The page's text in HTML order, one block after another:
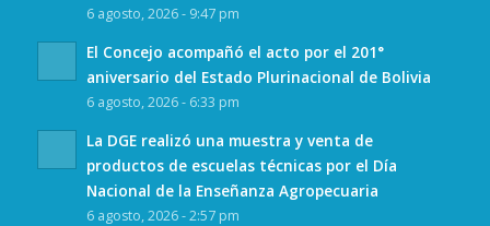
6 agosto, 2026 - 9:47 pm
El Concejo acompañó el acto por el 201°
aniversario del Estado Plurinacional de Bolivia
6 agosto, 2026 - 6:33 pm
La DGE realizó una muestra y venta de
productos de escuelas técnicas por el Día
Nacional de la Enseñanza Agropecuaria
6 agosto, 2026 - 2:57 pm